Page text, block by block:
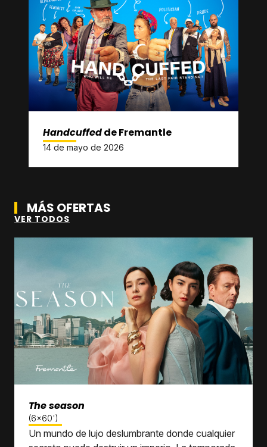
Handcuffedde Fremantle
14 de mayo de 2026
MÁS OFERTAS
VER TODOS
The season
(6x60')
Un mundo de lujo deslumbrante donde cualquier